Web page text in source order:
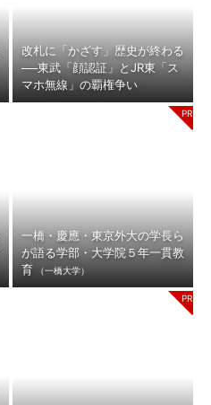
改札に「かざす」歴史が終わる
──東武「顔認証」とJR東「ス
マホ無線」の覇権争い
一橋・慶應・東京外大の学長ら
が語る学部・大学院５年一貫教
育
（一橋大学）